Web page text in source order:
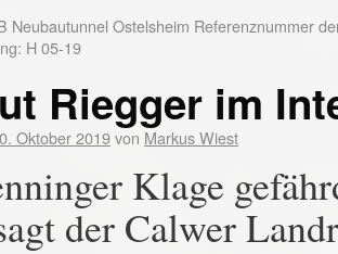
Neubautunnel Ostelsheim Referenznummer
H 05-19
Riegger im
Oktober 2019von Markus Wiest
Klage
der Calwer